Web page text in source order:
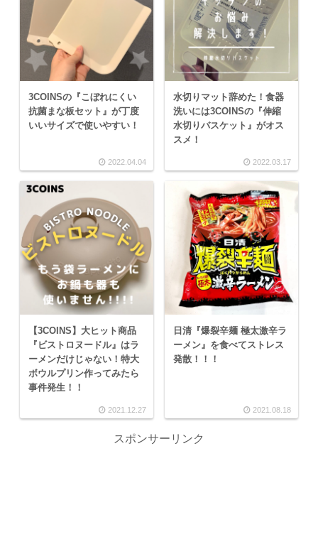
3COINSの『こぼれにくい
抗菌まな板セット』が丁度
いいサイズで使いやすい！
2022.04.04
水切りマット辞めた！食器
洗いには3COINSの『伸縮
水切りバスケット』がオス
スメ！
2022.03.17
【3COINS】大ヒット商品
『ビストロヌードル』はラ
ーメンだけじゃない！特大
ボウルプリン作ってみたら
事件発生！！
2021.12.27
日清『爆裂辛麺 極太激辛ラ
ーメン』を食べてストレス
発散！！！
2021.08.18
スポンサーリンク